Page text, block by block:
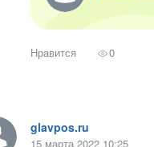
Нравится 0
glavpos.ru
15 марта 2022 10:25